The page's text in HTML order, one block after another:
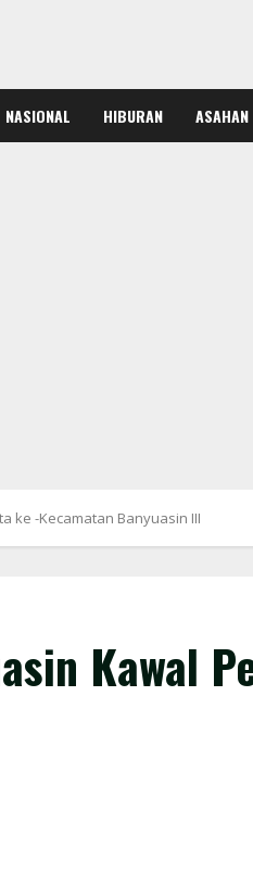
NASIONAL HIBURAN ASAHAN
ke -Kecamatan Banyuasin III
Kawal